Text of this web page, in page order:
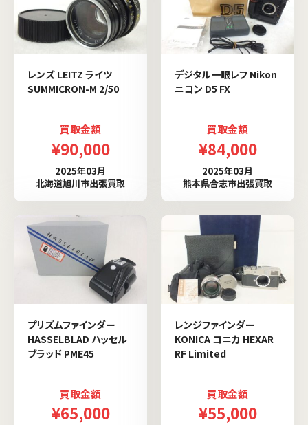
レンズ LEITZ ライツ
SUMMICRON-M 2/50
買取金額
¥90,000
2025年03月
北海道旭川市出張買取
デジタル一眼レフ Nikon
ニコン D5 FX
買取金額
¥84,000
2025年03月
熊本県合志市出張買取
プリズムファインダー
HASSELBLAD ハッセル
ブラッド PME45
買取金額
¥65,000
レンジファインダー
KONICA コニカ HEXAR
RF Limited
買取金額
¥55,000